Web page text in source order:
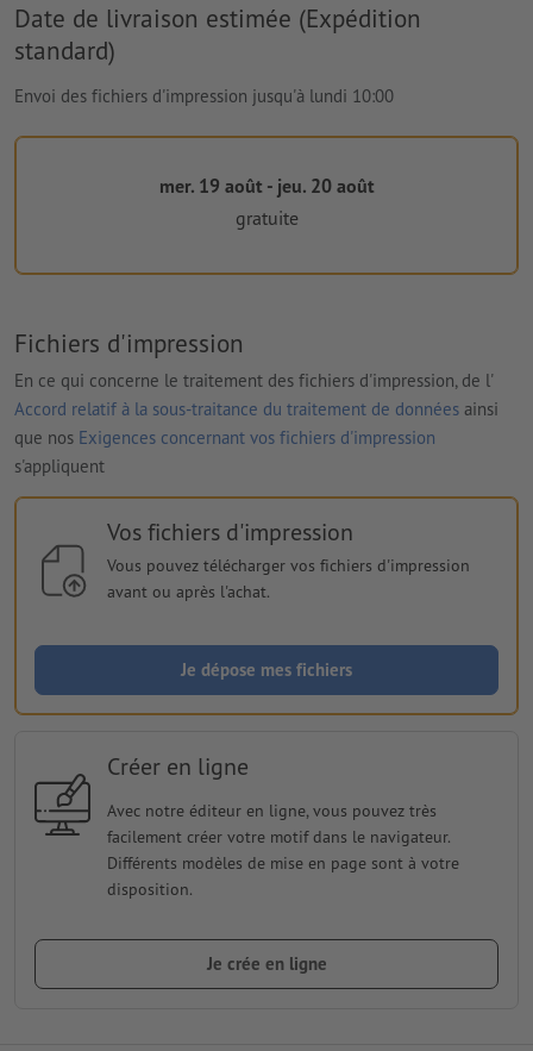
Date de livraison estimée (Expédition
standard)
Envoi des fichiers d'impression jusqu'à lundi 10:00
mer. 19 août - jeu. 20 août
gratuite
Fichiers d'impression
En ce qui concerne le traitement des fichiers d'impression, de l'
Accord relatif à la sous-traitance du traitement de données ainsi
que nos Exigences concernant vos fichiers d'impression
s'appliquent
Vos fichiers d'impression
Vous pouvez télécharger vos fichiers d'impression
avant ou après l'achat.
Je dépose mes fichiers
Créer en ligne
Avec notre éditeur en ligne, vous pouvez très
facilement créer votre motif dans le navigateur.
Différents modèles de mise en page sont à votre
disposition.
Je crée en ligne